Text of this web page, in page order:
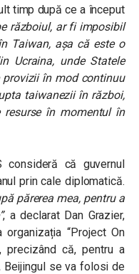
timp după ce a început
războiul, ar fi imposibil
Taiwan, așa că este o
Ucraina, unde Statele
în mod continuu
taiwanezii în război,
în momentul în
consideră că guvernul
prin cale diplomatică.
părerea mea, pentru a
, a declarat Dan Grazier,
“Project On
precizând că, pentru a
Beijingul se va folosi de